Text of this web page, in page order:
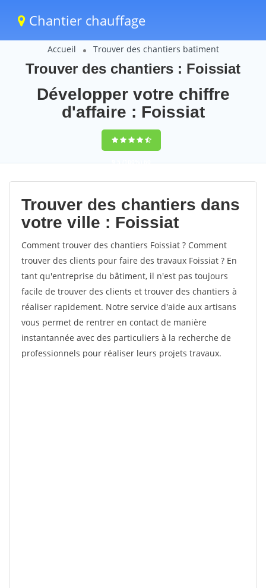
Chantier chauffage
Accueil Trouver des chantiers batiment
Trouver des chantiers : Foissiat
Développer votre chiffre
d'affaire : Foissiat
9,5(100%)60
votes
Trouver des chantiers dans
votre ville : Foissiat
Comment trouver des chantiers Foissiat ? Comment
trouver des clients pour faire des travaux Foissiat ? En
tant qu'entreprise du bâtiment, il n'est pas toujours
facile de trouver des clients et trouver des chantiers à
réaliser rapidement. Notre service d'aide aux artisans
vous permet de rentrer en contact de manière
instantannée avec des particuliers à la recherche de
professionnels pour réaliser leurs projets travaux.